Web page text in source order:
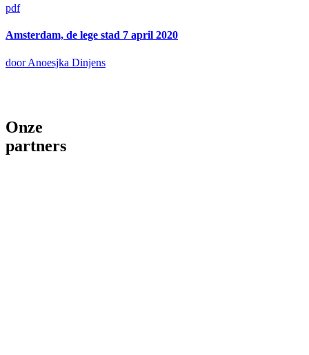
pdf
Amsterdam, de lege stad 7 april 2020
door Anoesjka Dinjens
Onze
partners